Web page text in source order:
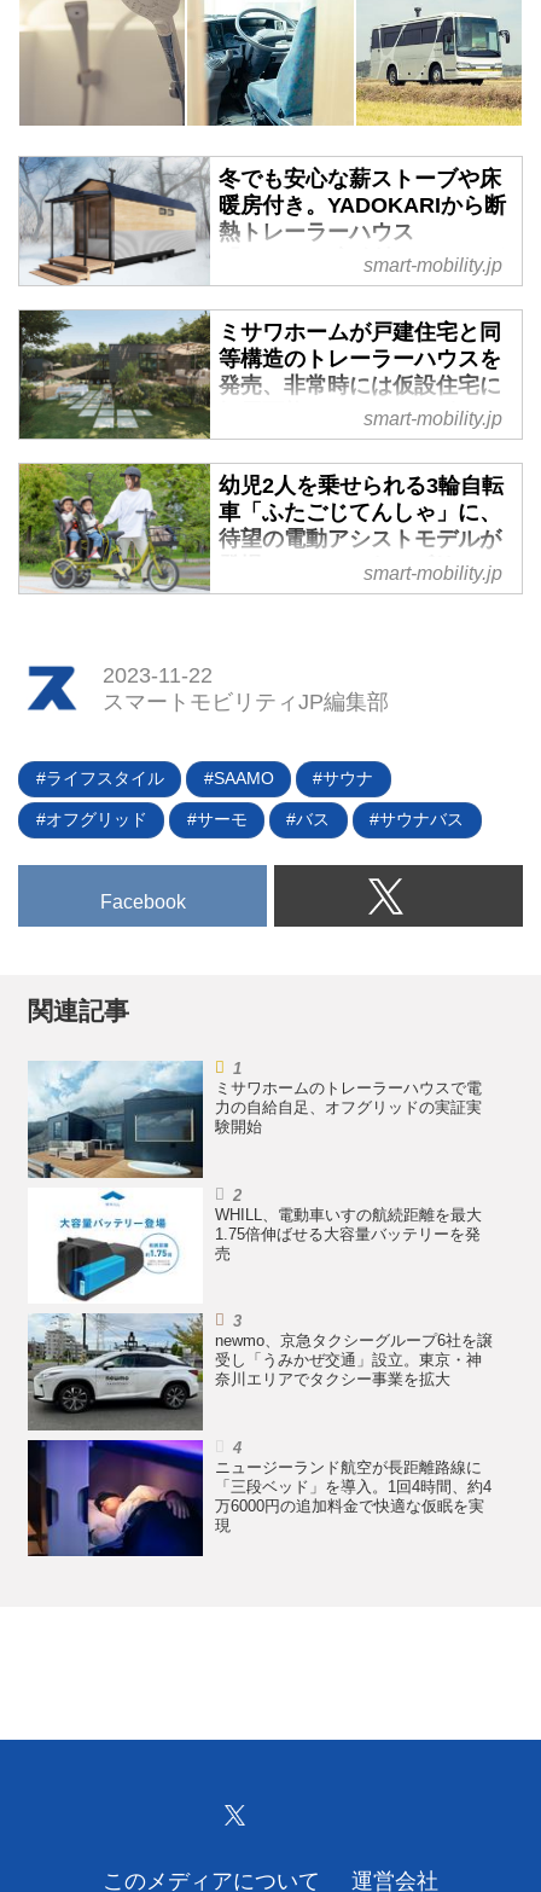
冬でも安心な薪ストーブや床
暖房付き。YADOKARIから断
熱トレーラーハウス
「ROADIE 寒冷地モデル」が
登場 - スマートモビリティJP
2023年10月31日、新しい空間プ
ロダクトを手がけるYADOKARI
は、寒冷地に特化したタイニーハ
ウス「ROADIE」寒冷地モデルの
販売を開始した。トレーラーで牽
引できるタイプも用意されてお
り、これは「移動型別荘」と言え
そうだ。
smart-mobility.jp
ミサワホームが戸建住宅と同
等構造のトレーラーハウスを
発売、非常時には仮設住宅に
転用可能 - スマートモビリテ
ィJP
2023年9月1日、ミサワホームは
トレーラーハウス「MISAWA
UNIT MOBILITY『MOVE
リティ「ムーブコア」）」を全国
仮設住宅にするなど幅広い利用が
smart-mobility.jp
幼児2人を乗せられる3輪自転
車「ふたごじてんしゃ」に、
待望の電動アシストモデルが
登場！ - スマートモビリティ
JP
人同乗用三輪電動アシスト自転車
予約受付を開始した。通常販売の
ほか、月額制レンタルでの提供も
12月4日より受付が開始される。
smart-mobility.jp
2023-11-22
スマートモビリティJP編集部
ライフスタイル SAAMO サウナ
オフグリッド サーモ バス サウナバス
Facebook
関連記事
ミサワホームのトレーラーハウスで電
力の自給自足、オフグリッドの実証実
験開始
WHILL、電動車いすの航続距離を最大
1.75倍伸ばせる大容量バッテリーを発
売
newmo、京急タクシーグループ6社を譲
受し「うみかぜ交通」設立。東京・神
奈川エリアでタクシー事業を拡大
ニュージーランド航空が長距離路線に
「三段ベッド」を導入。1回4時間、約4
万6000円の追加料金で快適な仮眠を実
現
このメディアについて 運営会社